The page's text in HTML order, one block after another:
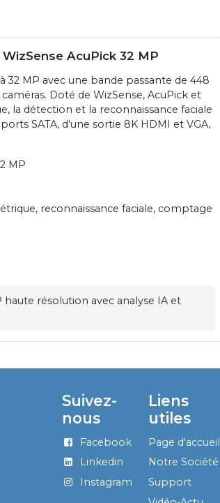
AcuPick 32 MP
32 MP avec une bande passante de 448
Doté de WizSense, AcuPick et
la détection et la reconnaissance faciale
SATA, d'une sortie 8K HDMI et VGA,
MP
reconnaissance faciale, comptage
haute résolution avec analyse IA et
Liens
utiles
Page d'accueil
Notre Société
Support
Suivez-
nous
Facebook
Linkedin
Instagram